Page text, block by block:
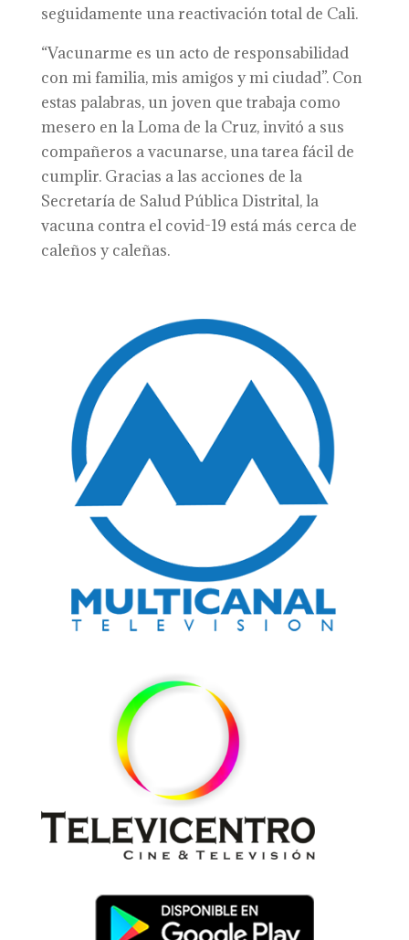
seguidamente una reactivación total de Cali.
“Vacunarme es un acto de responsabilidad
con mi familia, mis amigos y mi ciudad”. Con
estas palabras, un joven que trabaja como
mesero en la Loma de la Cruz, invitó a sus
compañeros a vacunarse, una tarea fácil de
cumplir. Gracias a las acciones de la
Secretaría de Salud Pública Distrital, la
vacuna contra el covid-19 está más cerca de
caleños y caleñas.